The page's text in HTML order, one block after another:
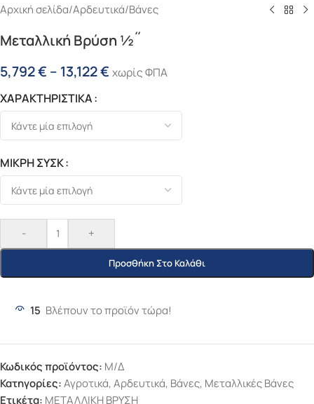
Αρχική σελίδα/Αρδευτικά/Βάνες
Μεταλλική Βρύση ½˝
5,792€ – 13,122€ χωρίς ΦΠΑ
ΧΑΡΑΚΤΗΡΙΣΤΙΚΑ
ΜΙΚΡΗ ΣΥΣΚ
- +
Προσθήκη Στο Καλάθι
15 Βλέπουν το προϊόν τώρα!
Κωδικός προϊόντος: Μ/Δ
Κατηγορίες:Αγροτικά,Αρδευτικά, Βάνες, Μεταλλικές Βάνες
Ετικέτα: ΜΕΤΑΛΛΙΚΗ ΒΡΥΣΗ